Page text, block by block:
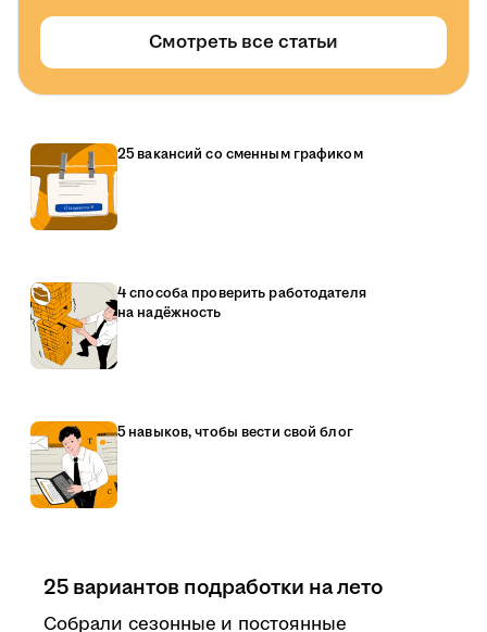
Смотреть все статьи
25 вакансий со сменным графиком
4 способа проверить работодателя
на надёжность
5 навыков, чтобы вести свой блог
25 вариантов подработки на лето
Собрали сезонные и постоянные